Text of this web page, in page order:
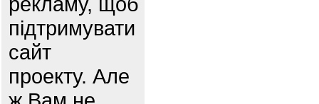
підтримувати
сайт
проекту. Але